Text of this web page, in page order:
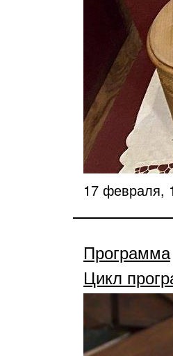
17 февраля,
Программа
Цикл